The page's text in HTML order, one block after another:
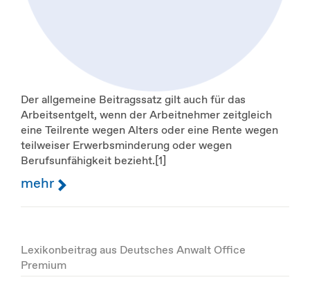
Der allgemeine Beitragssatz gilt auch für das
Arbeitsentgelt, wenn der Arbeitnehmer zeitgleich
eine Teilrente wegen Alters oder eine Rente wegen
teilweiser Erwerbsminderung oder wegen
Berufsunfähigkeit bezieht.[1]
mehr
Lexikonbeitrag aus Deutsches Anwalt Office
Premium